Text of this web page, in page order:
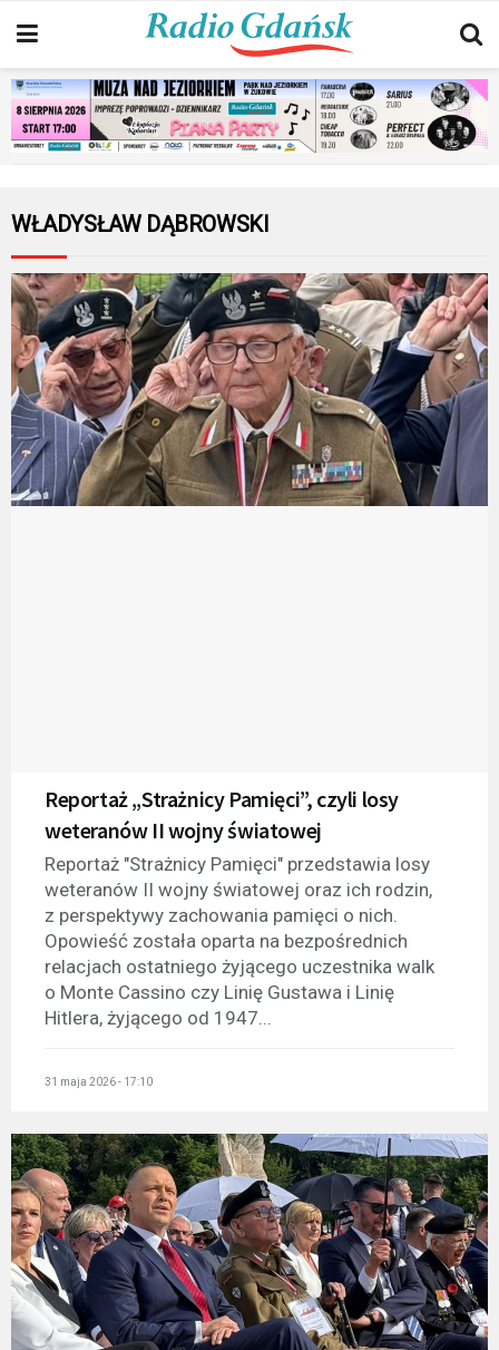
WŁADYSŁAW DĄBROWSKI
Reportaż „Strażnicy Pamięci”, czyli losy
weteranów II wojny światowej
Reportaż "Strażnicy Pamięci" przedstawia losy
weteranów II wojny światowej oraz ich rodzin,
z perspektywy zachowania pamięci o nich.
Opowieść została oparta na bezpośrednich
relacjach ostatniego żyjącego uczestnika walk
o Monte Cassino czy Linię Gustawa i Linię
Hitlera, żyjącego od 1947...
31 maja 2026 - 17:10